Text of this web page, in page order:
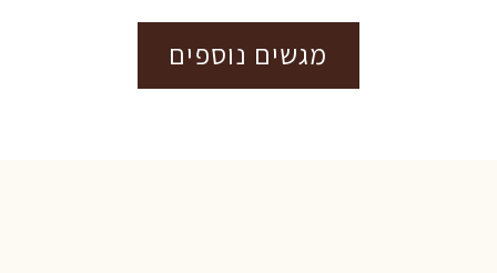
מגשים נוספים